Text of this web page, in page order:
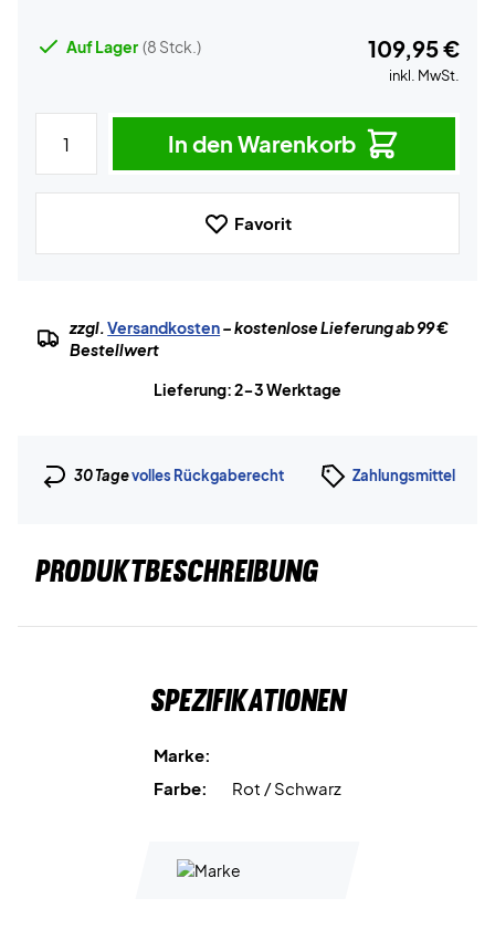
Auf Lager (8 Stck.) 109,95 €
inkl. MwSt.
In den Warenkorb
Favorit
zzgl.Versandkosten– kostenlose Lieferung ab 99 €
Bestellwert
Lieferung: 2-3 Werktage
30 Tagevolles Rückgaberecht Zahlungsmittel
PRODUKTBESCHREIBUNG
Spezifikationen
Marke:
Farbe:
Rot / Schwarz